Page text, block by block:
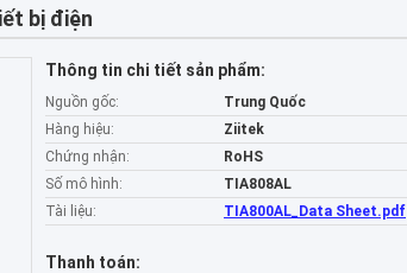
bị điện
Thông tin chi tiết sản phẩm:
Nguồn gốc:
Trung Quốc
Hàng hiệu:
Ziitek
Chứng nhận:
RoHS
Số mô hình:
TIA808AL
Tài liệu:
TIA800AL_Data Sheet.pdf
Thanh toán: